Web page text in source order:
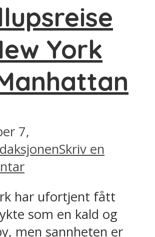
York
7,
Skriv en
har ufortjent fått
som en kald og
men sannheten er